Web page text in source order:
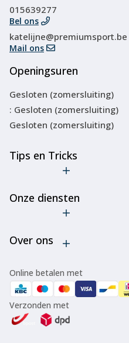
015639277
Bel ons
katelijne@premiumsport.be
Mail ons
Openingsuren
Gesloten (zomersluiting)
: Gesloten (zomersluiting)
Gesloten (zomersluiting)
Tips en Tricks
goedkope
Verleng de
van je ski's
of
snowboard
Cancel
bestelling
Onze diensten
Onderhoud
Over ons
Over ons
Disclaimer
Privacy policy
Online betalen met
Verzonden met